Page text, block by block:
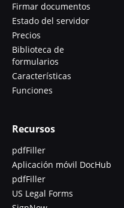
Firmar documentos
Estado del servidor
Precios
Biblioteca de
formularios
Características
Funciones
Recursos
pdfFiller
Aplicación móvil DocHub
pdfFiller
US Legal Forms